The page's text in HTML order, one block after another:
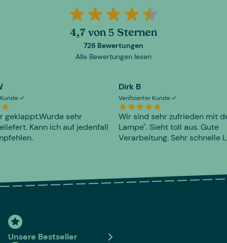
4,7 von 5 Sternen
726 Bewertungen
Alle Bewertungen lesen
geklappt.Wurde sehr
Kann ich auf jedenfall
Dirk B
Verifizierter Kunde
Wir sind sehr zufrieden mit
Lampe". Sieht toll aus. Gute
Verarbeitung. Sehr schnelle
Unsere Bestseller